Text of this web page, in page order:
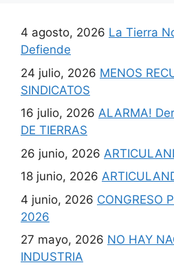
4 agosto, 2026 La Tierra
Defiende
24 julio, 2026 MENOS
SINDICATOS
16 julio, 2026 ALARMA!
DE TIERRAS
26 junio, 2026
18 junio, 2026
4 junio, 2026 CONGRESO
2026
27 mayo, 2026 NO HAY
INDUSTRIA